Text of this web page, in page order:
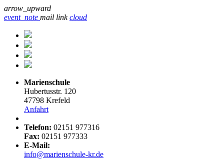
arrow_upward
event_note mail link cloud
Marienschule
Hubertusstr. 120
47798 Krefeld
Anfahrt
Telefon: 02151 977316
Fax: 02151 977333
E-Mail:
info@marienschule-kr.de